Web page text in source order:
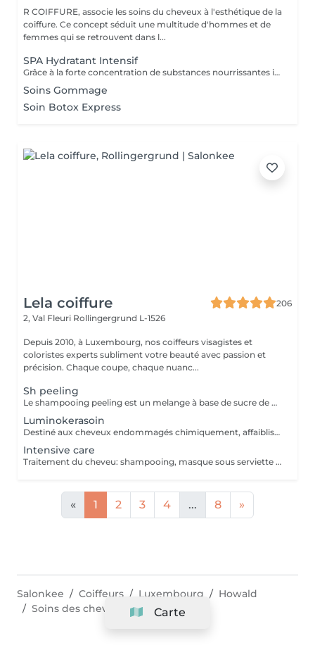
R COIFFURE, associe les soins du cheveux à l'esthétique de la
coiffure. Ce concept séduit une multitude d'hommes et de
femmes qui se retrouvent dans l...
SPA Hydratant Intensif
Grâce à la forte concentration de substances nourrissantes il pénètre profondément dans les fibre capillaire, les renforce, les nourrit intensément, redonne vitalité, favorisé leur régénération, lisse leur surface les laissant douces au toucher, brillantes, résistantes.
Soins Gommage
Soin Botox Express
Lela coiffure
206
2, Val Fleuri Rollingergrund L-1526
Depuis 2010, à Luxembourg, nos coiffeurs visagistes et
coloristes experts subliment votre beauté avec passion et
précision. Chaque coupe, chaque nuanc...
Sh peeling
Le shampooing peeling est un melange à base de sucre de canne et d'un Shampooing Tea Tree purifant.
Luminokerasoin
Destiné aux cheveux endommagés chimiquement, affaiblis, cassants et en manque de vitamines. Apporte des vitamines et des acides aminés pour un cheveu beaucoup plus fort. Peut être fait le jour d'un service de coloration, balayage, décoloration ou mèches avant et/ou après. La tenue est de 1-3 mois, cela dépend de la porositée des cheveux.
Intensive care
Traitement du cheveu: shampooing, masque sous serviette chaude et conditionneur
« 1 2 3 4 ... 8 »
Carte
Salonkee Coiffeurs Luxembourg
Howald
Soins des cheveux & traitements